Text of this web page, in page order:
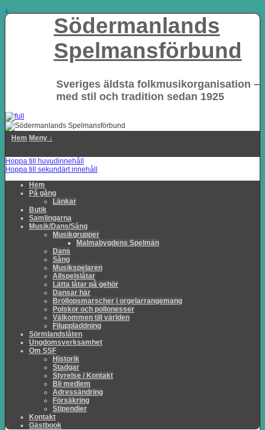
↓
Södermanlands
Spelmansförbund
Sveriges äldsta folkmusikorganisation –
med stil och tradition sedan 1925
Hem Meny ↓
Hoppa till huvudinnehåll
Hoppa till sekundärt innehåll
Hem
På gång
Länkar
Butik
Samlingarna
Musik/Dans/Sång
Musikgrupper
Malmabygdens Spelmän
Dans
Sång
Musikspelaren
Allspelslåtar
Lätta låtar på gehör
Dansar här
Bröllopsmarscher i orgelarrangemang
Polskor och pollonesser
Välkommen till världen
Filuppladdning
Sörmlandslåten
Ungdomsverksamhet
Om SSF
Historik
Stadgar
Styrelse / Kontakt
Bli medlem
Adressändring
Försäkring
Stipendier
Kontakt
Gästbook